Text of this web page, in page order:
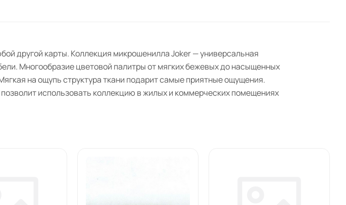
другой карты. Коллекция микрошенилла Joker — универсальная
Многообразие цветовой палитры от мягких бежевых до насыщенных
на ощупь структура ткани подарит самые приятные ощущения.
использовать коллекцию в жилых и коммерческих помещениях